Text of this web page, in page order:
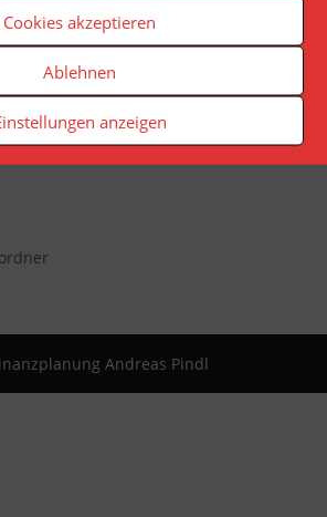
Cookies akzeptieren
Ablehnen
anzeigen
Andreas Pindl